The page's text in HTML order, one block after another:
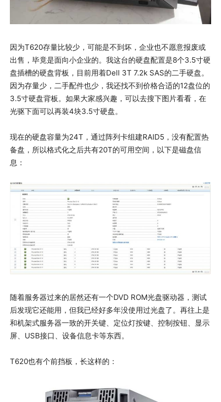
因为T620存量比较少，可能是不到坏，企业也不愿意报废或
出售，毕竟是面向小企业的。我这台的硬盘配置是8个3.5寸硬
盘插槽的硬盘背板，目前用着Dell 3T 7.2k SAS的二手硬盘。
因为存量少，二手配件也少，我还找不到价格合适的12盘位的
3.5寸硬盘背板。如果大家感兴趣，可以去搜下图片看看，在
光驱下面可以再装4块3.5寸硬盘。
现在的硬盘容量为24T，通过阵列卡组建RAID5，没有配置热
备盘，所以格式化之后共有20T的可用空间，以下是磁盘信
息：
随着服务器过来的居然还有一个DVD ROM光盘驱动器，测试
后发现它还能用，但我已经好多年没使用过光盘了。再往上是
和机架式服务器一致的开关键、定位灯按键、控制按钮、显示
屏、USB接口、设备信息卡等东西。
T620也有个前挡板，长这样的：